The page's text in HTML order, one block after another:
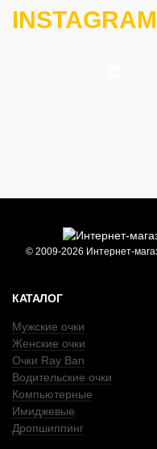
INSTAGRAM
© 2009-2026 Интернет-
КАТАЛОГ
Мужские очки
Женские очки
Очки Ray Ban
Водительские очки
Компьютерные
Имиджевые
Дропшиппинг